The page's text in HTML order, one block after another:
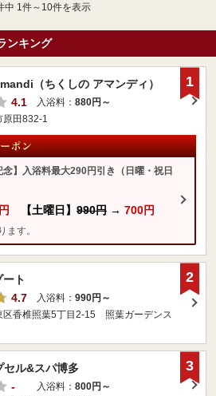
中 1件～10件を表示
ンキング
（ちくしの アマンディ）
4.1
入浴料： 880円～
田832-1
念】入浴料最大290円引き（日曜・祝日
【土曜日】 990円 → 700円
ます。
1
ト
4.7
入浴料： 990円～
区香椎照葉5丁目2-15 照葉ガーデンス
2
セル&スパ博多
-
入浴料： 800円～
3